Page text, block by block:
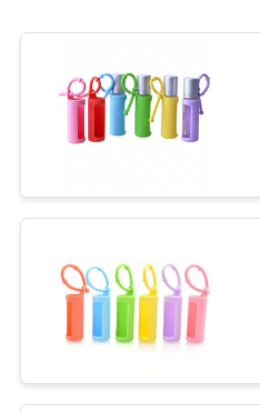
मामले
उद्धरण
अनुरोध
साइटमैप